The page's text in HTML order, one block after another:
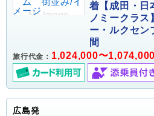
着【成田・日
ノミークラ
ー・ルクセン
間
旅行代金： 1,024,000〜
広島発